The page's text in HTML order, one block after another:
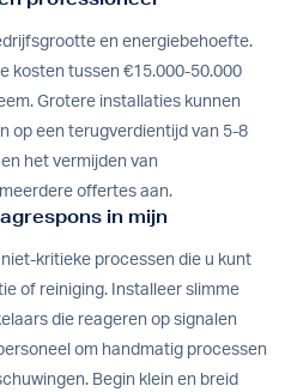
en energiebehoefte.
kosten tussen €15.000-50.000
Grotere installaties kunnen
op een terugverdientijd van 5-8
het vermijden van
offertes aan.
in mijn
kritieke processen die u kunt
of reiniging. Installeer slimme
die reageren op signalen
om handmatig processen
Begin klein en breid